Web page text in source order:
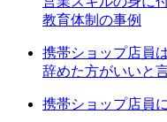
教育体制の事例
携帯ショップ店員
辞めた方がいいと
携帯ショップ店員